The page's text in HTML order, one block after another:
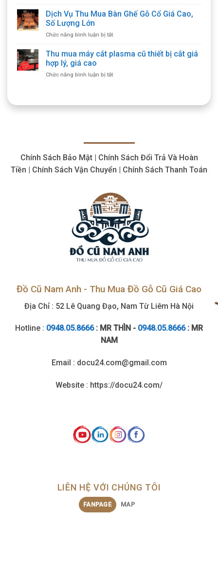
Cao
Cam
Chất
Mua
Cổ
Cao,
Tận
Dịch Vụ Thu Mua Bàn Ghế Gỗ Cổ Giá Cao,
Số Lượng Lớn
Chức năng bình luận bị tắtở
Vụ
Bàn
Lớn
Thu mua máy cắt plasma cũ thiết bị cắt giá
hợp lý, giá cao
Chức năng bình luận bị tắtở
giá
hợp
lý,
Chính Sách Bảo Mật | Chính Sách Đổi Trả Và Hoàn
Tiền | Chính Sách Vận Chuyển | Chính Sách Thanh Toán
Đồ Cũ Nam Anh - Thu Mua Đồ Gỗ Cũ Giá Cao
Địa Chỉ : 52 Lê Quang Đạo, Nam Từ Liêm Hà Nội
Hotline : 0948.05.8666 : MR THÌN - 0948.05.8666: MR
NAM
Email : docu24.com@gmail.com
Website : https://docu24.com/
LIÊN HỆ VỚI CHÚNG TÔI
FANPAGE MAP